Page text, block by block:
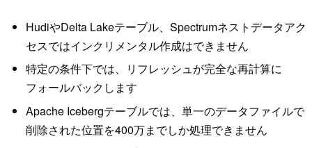
HudiやDelta Lakeテーブル、Spectrumネストデータアク
セスではインクリメンタル作成はできません
特定の条件下では、リフレッシュが完全な再計算に
フォールバックします
Apache Icebergテーブルでは、単一のデータファイルで
削除された位置を400万までしか処理できません